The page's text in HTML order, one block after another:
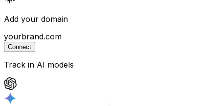
Add your domain
yourbrand.com
Connect
Track in AI models